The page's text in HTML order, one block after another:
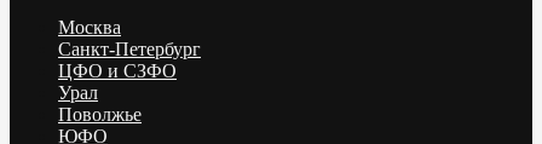
Низкие цены на путевки 3-7-10 ночей все включено, отдых на
море. Распродажа экскурсионных и горнолыжных туров.
Обновление каждый день. Официальный сайт Тур Сейл
Москва
Санкт-Петербург
ЦФО и СЗФО
Урал
Поволжье
ЮФО